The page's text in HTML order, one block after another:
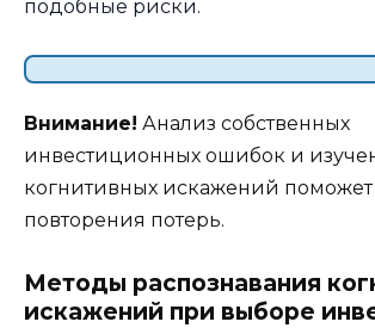
подобные риски.
Внимание! Анализ собственных
инвестиционных ошибок и
когнитивных искажений поможет
повторения потерь.
Методы распознавания
искажений при выборе